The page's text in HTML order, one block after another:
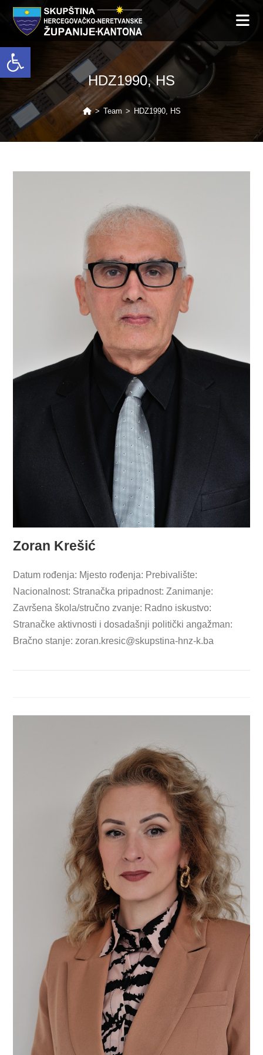
Open toolbar
HDZ1990, HS
> Team > HDZ1990, HS
Zoran Krešić
Datum rođenja: Mjesto rođenja: Prebivalište:
Nacionalnost: Stranačka pripadnost: Zanimanje:
Završena škola/stručno zvanje: Radno iskustvo:
Stranačke aktivnosti i dosadašnji politički angažman:
Bračno stanje: zoran.kresic@skupstina-hnz-k.ba